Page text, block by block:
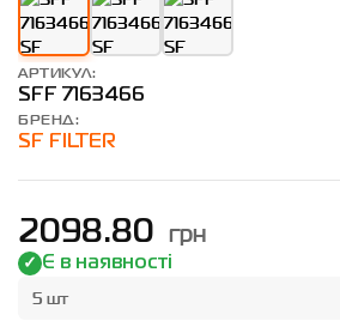
АРТИКУЛ:
SFF 7163466
БРЕНД:
SF FILTER
2098.80 грн
Є в наявності
5 шт